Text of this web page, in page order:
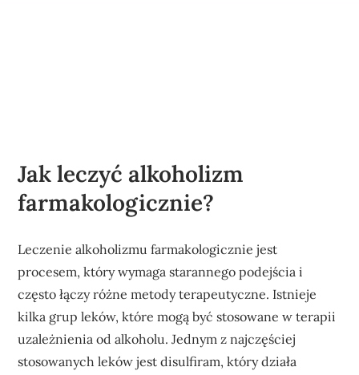
Jak leczyć alkoholizm
farmakologicznie?
Leczenie alkoholizmu farmakologicznie jest
procesem, który wymaga starannego podejścia i
często łączy różne metody terapeutyczne. Istnieje
kilka grup leków, które mogą być stosowane w terapii
uzależnienia od alkoholu. Jednym z najczęściej
stosowanych leków jest disulfiram, który działa